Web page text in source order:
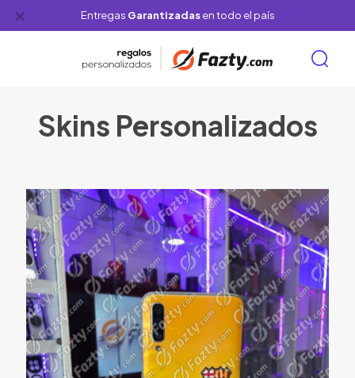
Entregas Garantizadasen todo el país
✕
Skins Personalizados